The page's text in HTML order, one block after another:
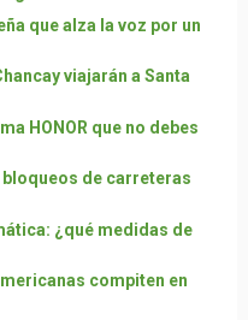
que alza la voz por un
viajarán a Santa
HONOR que no debes
de carreteras
¿qué medidas de
compiten en